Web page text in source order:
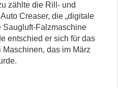
zählte die Rill- und
Creaser, die „digitale
Saugluft-Falzmaschine
entschied er sich für das
das im März